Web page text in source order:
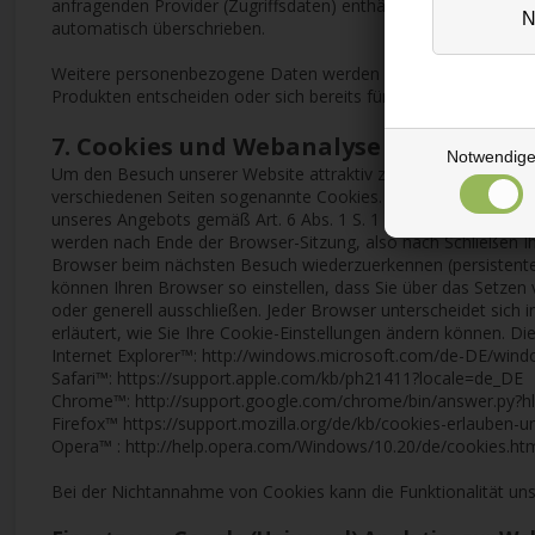
Notwendige
anfragenden Provider (Zugriffsdaten) enthält und den Abruf
automatisch überschrieben.
Weitere personenbezogene Daten werden lediglich an
Produkten entscheiden oder sich bereits für die Nutzung
7. Cookies und Webanalyse
Um den Besuch unserer Website attraktiv zu gestalten und
verschiedenen Seiten sogenannte Cookies. Dies dient der
unseres Angebots gemäß Art. 6 Abs. 1 S. 1 lit. f DSGVO.
werden nach Ende der Browser-Sitzung, also nach Schließen
Browser beim nächsten Besuch wiederzuerkennen
können Ihren Browser so einstellen, dass Sie über das
oder generell ausschließen. Jeder Browser unterscheidet
erläutert, wie Sie Ihre Cookie-Einstellungen ändern können.
Internet Explorer™: http://windows.microsoft.com/de-DE/
Safari™: https://support.apple.com/kb/ph21411?locale=de_DE
Chrome™: http://support.google.com/chrome/bin/
Firefox™ https://support.mozilla.org/de/kb/cookies-erlauben-
Opera™ : http://help.opera.com/Windows/10.20/de/
Bei der Nichtannahme von Cookies kann die Funktionalität